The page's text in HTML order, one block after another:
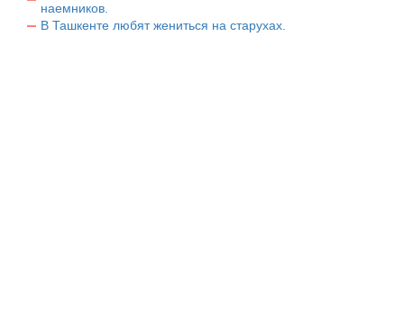
наемников.
В Ташкенте любят жениться на старухах.